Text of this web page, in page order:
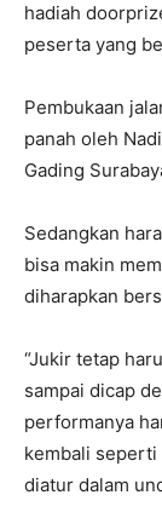
hadiah
peserta yang
Pembukaan
panah oleh
Gading
Sedangkan
bisa makin
diharapkan
“Jukir tetap
sampai dicap
performanya
kembali seperti
diatur dalam